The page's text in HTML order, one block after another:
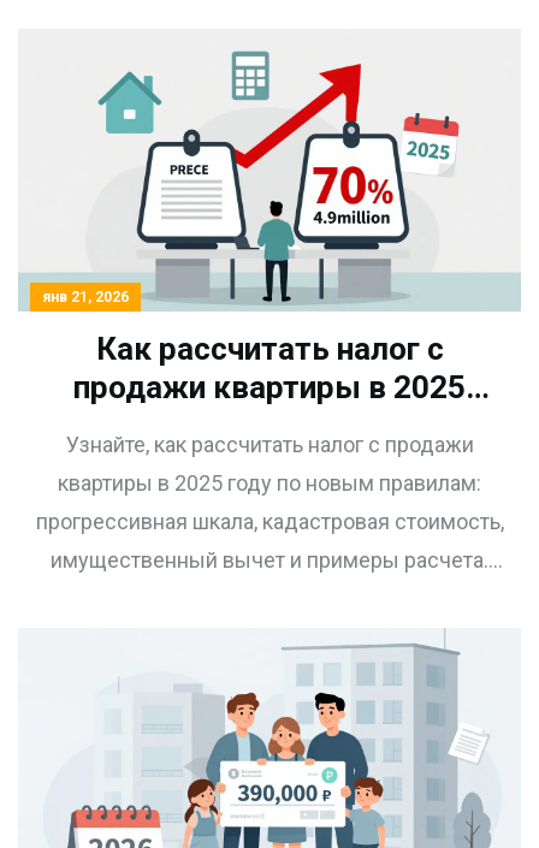
янв 21, 2026
Как рассчитать налог с
продажи квартиры в 2025
новые правила НДФЛ
Узнайте, как рассчитать налог с продажи
квартиры в 2025 году по новым правилам:
прогрессивная шкала, кадастровая стоимость,
имущественный вычет и примеры расчета.